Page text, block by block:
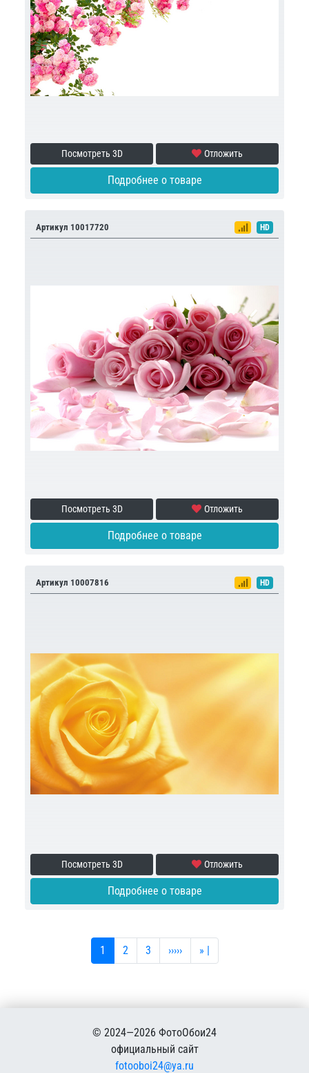
Посмотреть 3D Отложить
Подробнее о товаре
Артикул 10017720 HD
Посмотреть 3D Отложить
Подробнее о товаре
Артикул 10007816 HD
Посмотреть 3D Отложить
Подробнее о товаре
Текущая страница
1 Страница
2 Страница
3 Следующая страница
››››› Последняя страница
» |
© 2024—2026 ФотоОбои24
официальный сайт
fotooboi24@ya.ru